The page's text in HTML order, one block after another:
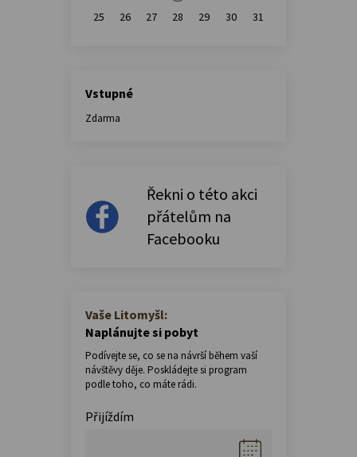
25
26 27 28 29 30 31
Vstupné
Zdarma
Řekni o této akci
přátelům na
Facebooku
Vaše Litomyšl:
Naplánujte si pobyt
Podívejte se, co se na návrší během vaší
návštěvy děje. Poskládejte si program
podle toho, co máte rádi.
Přijíždím